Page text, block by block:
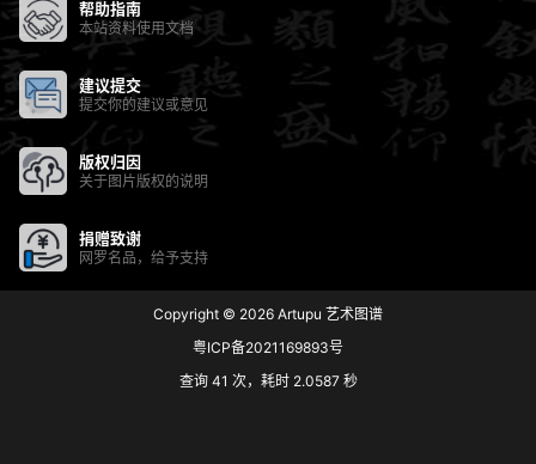
帮助指南
本站资料使用文档
建议提交
提交你的建议或意见
版权归因
关于图片版权的说明
捐赠致谢
网罗名品，给予支持
Copyright © 2026 Artupu 艺术图谱
粤ICP备2021169893号
查询 41 次，耗时 2.0587 秒